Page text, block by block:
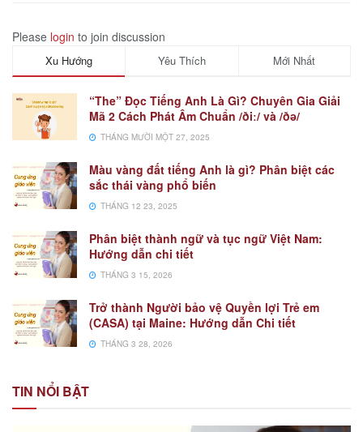
Please login to join discussion
Xu Hướng Yêu Thích Mới Nhất
“The” Đọc Tiếng Anh Là Gì? Chuyên Gia Giải
Mã 2 Cách Phát Âm Chuẩn /ðiː/ và /ðə/
THÁNG MƯỜI MỘT 27, 2025
Màu vàng đất tiếng Anh là gì? Phân biệt các
sắc thái vàng phổ biến
THÁNG 12 23, 2025
Phân biệt thành ngữ và tục ngữ Việt Nam:
Hướng dẫn chi tiết
THÁNG 3 15, 2026
Trở thành Người bảo vệ Quyền lợi Trẻ em
(CASA) tại Maine: Hướng dẫn Chi tiết
THÁNG 3 28, 2026
TIN NỔI BẬT